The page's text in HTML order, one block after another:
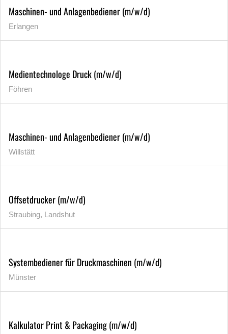
Maschinen- und Anlagenbediener (m/w/d)
Erlangen
Medientechnologe Druck (m/w/d)
Föhren
Maschinen- und Anlagenbediener (m/w/d)
Willstätt
Offsetdrucker (m/w/d)
Straubing, Landshut
Systembediener für Druckmaschinen (m/w/d)
Münster
Kalkulator Print & Packaging (m/w/d)